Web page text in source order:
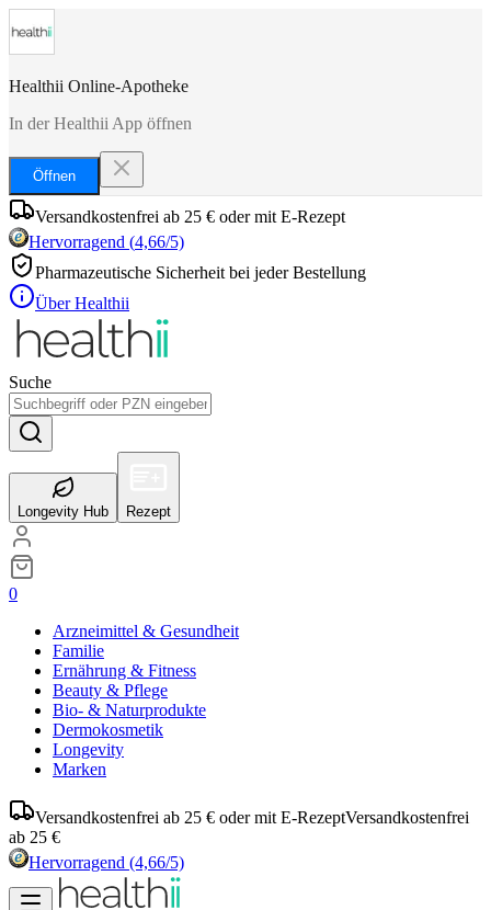
Healthii Online-Apotheke
In der Healthii App öffnen
Öffnen
Versandkostenfrei ab 25 € oder mit E-Rezept
Hervorragend (4,66/5)
Pharmazeutische Sicherheit bei jeder Bestellung
Über Healthii
Suche
Longevity Hub Rezept
0
Arzneimittel & Gesundheit
Familie
Ernährung & Fitness
Beauty & Pflege
Bio- & Naturprodukte
Dermokosmetik
Longevity
Marken
Versandkostenfrei ab 25 € oder mit E-RezeptVersandkostenfrei
ab 25 €
Hervorragend (4,66/5)